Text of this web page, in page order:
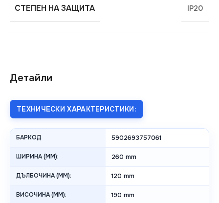
Детайли
ТЕХНИЧЕСКИ ХАРАКТЕРИСТИКИ:
БАРКОД 5902693757061
ШИРИНА (MM): 260 mm
ДЪЛБОЧИНА (MM): 120 mm
ВИСОЧИНА (MM): 190 mm
СТЕПЕН НА ЗАЩИТА IP20